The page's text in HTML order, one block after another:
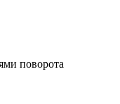
поворота